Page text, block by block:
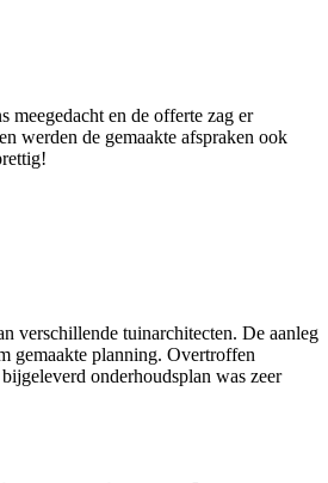
meegedacht en de offerte zag er
werden de gemaakte afspraken ook
verschillende tuinarchitecten. De aanleg
gemaakte planning. Overtroffen
onderhoudsplan was zeer